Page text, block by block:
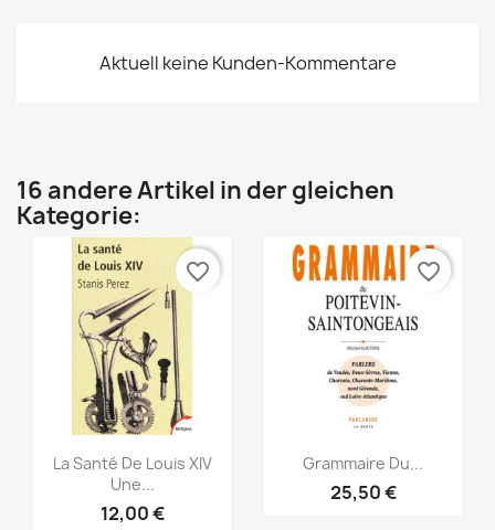
Aktuell keine Kunden-Kommentare
16 andere Artikel in der gleichen
Kategorie:
Vorschau
La Santé De Louis XIV
Une...
12,00 €
favorite_border
Vorschau
Grammaire Du...
25,50 €
favorite_border